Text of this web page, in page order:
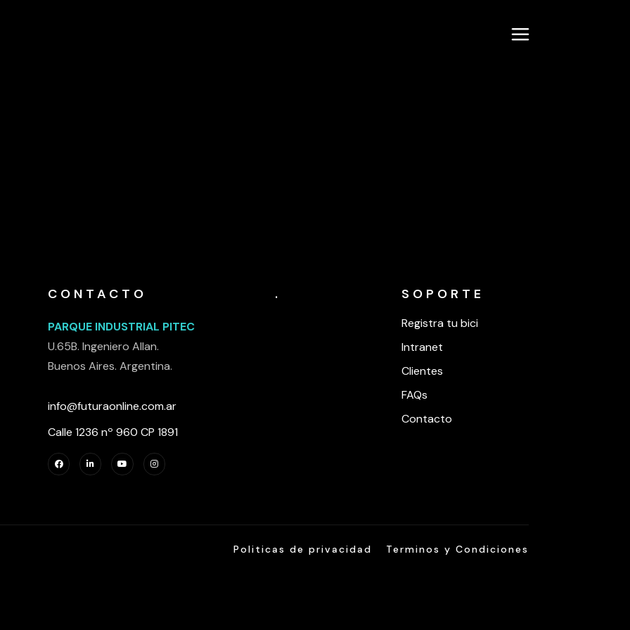
CONTACTO
PARQUE INDUSTRIAL PITEC
U.65B. Ingeniero Allan.
Buenos Aires. Argentina.
info@futuraonline.com.ar
Calle 1236 nº 960 CP 1891
. SOPORTE
Registra tu bici
Intranet
Clientes
FAQs
Contacto
Politicas de privacidad Terminos y Condiciones